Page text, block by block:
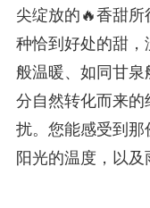
尖绽放的🔥香甜
种恰到好处的甜
般温暖、如同甘
分自然转化而来
扰。您能感受到那
阳光的温度，以及